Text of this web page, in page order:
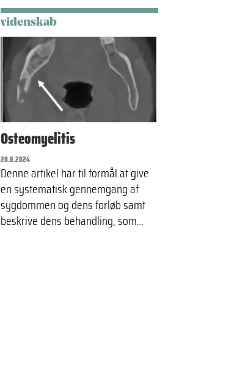
videnskab
Osteomyelitis
28.6.2024
Denne artikel har til formål at give
en systematisk gennemgang af
sygdommen og dens forløb samt
beskrive dens behandling, som…